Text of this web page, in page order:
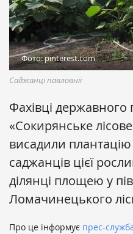
Фото: pinterest.com
Саджанці павловнії
Фахівці державного
«Сокирянське
висадили плантацію
саджанців цієї
ділянці площею у
Ломачинецького
Про це інформує прес-